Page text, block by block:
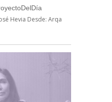
Hevia Desde: Arqa